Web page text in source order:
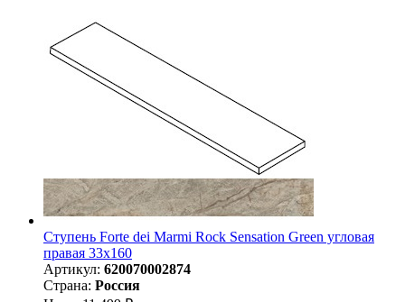
Ступень Forte dei Marmi Rock Sensation Green угловая
правая 33x160
Артикул: 620070002874
Страна: Россия